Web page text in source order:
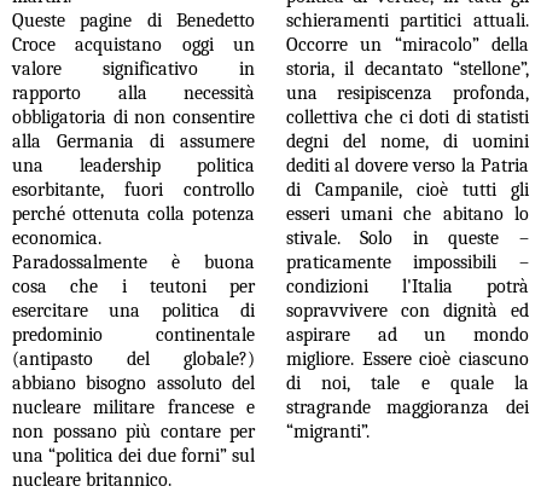
Queste pagine di Benedetto
Croce acquistano oggi un
valore significativo in
rapporto alla necessità
obbligatoria di non consentire
alla Germania di assumere
una leadership politica
esorbitante, fuori controllo
perché ottenuta colla potenza
economica.
Paradossalmente è buona
cosa che i teutoni per
esercitare una politica di
predominio continentale
(antipasto del globale?)
abbiano bisogno assoluto del
nucleare militare francese e
non possano più contare per
una “politica dei due forni” sul
nucleare britannico.
schieramenti partitici attuali.
Occorre un “miracolo” della
storia, il decantato “stellone”,
una resipiscenza profonda,
collettiva che ci doti di statisti
degni del nome, di uomini
dediti al dovere verso la Patria
di Campanile, cioè tutti gli
esseri umani che abitano lo
stivale. Solo in queste –
praticamente impossibili –
condizioni l'Italia potrà
sopravvivere con dignità ed
aspirare ad un mondo
migliore. Essere cioè ciascuno
di noi, tale e quale la
stragrande maggioranza dei
“migranti”.